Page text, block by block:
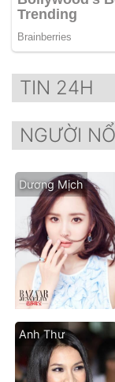
TIN 24H
NGƯỜI
Dương Mịch
Anh Thư